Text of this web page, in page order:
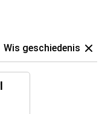
Wis geschiedenis